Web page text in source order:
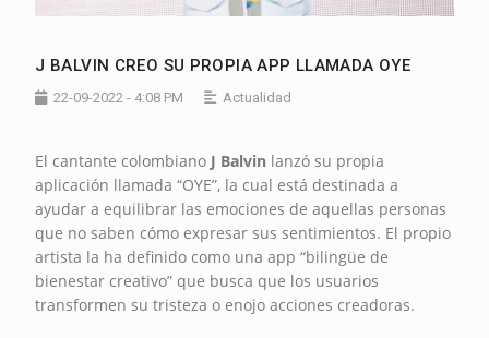
J BALVIN CREO SU PROPIA APP LLAMADA OYE
22-09-2022 - 4:08 PM Actualidad
El cantante colombiano J Balvin lanzó su propia
aplicación llamada “OYE”, la cual está destinada a
ayudar a equilibrar las emociones de aquellas personas
que no saben cómo expresar sus sentimientos. El propio
artista la ha definido como una app “bilingüe de
bienestar creativo” que busca que los usuarios
transformen su tristeza o enojo acciones creadoras.